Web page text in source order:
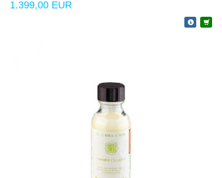
1.399,00 EUR